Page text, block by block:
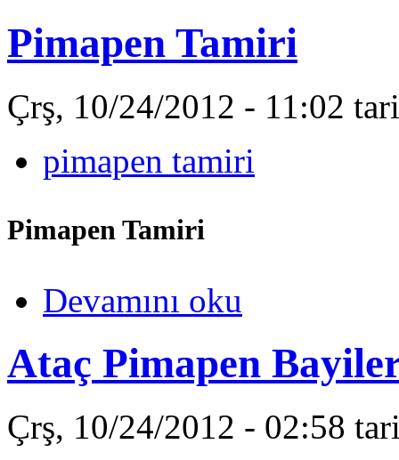
Pimapen Tamiri
Çrş, 10/24/2012 - 11:02
pimapen tamiri
Pimapen Tamiri
Devamını oku
Ataç Pimapen
Çrş, 10/24/2012 - 02:58